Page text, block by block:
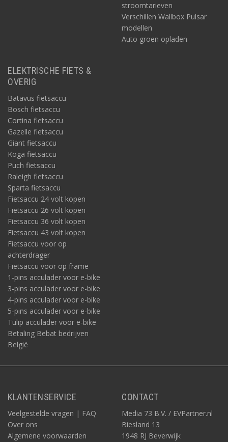
stroomtarieven
Verschillen Wallbox Pulsar
modellen
Auto groen opladen
ELEKTRISCHE FIETS &
OVERIG
Batavus fietsaccu
Bosch fietsaccu
Cortina fietsaccu
Gazelle fietsaccu
Giant fietsaccu
Koga fietsaccu
Puch fietsaccu
Raleigh fietsaccu
Sparta fietsaccu
Fietsaccu 24 volt kopen
Fietsaccu 26 volt kopen
Fietsaccu 36 volt kopen
Fietsaccu 43 volt kopen
Fietsaccu voor op
achterdrager
Fietsaccu voor op frame
1-pins acculader voor e-bike
3-pins acculader voor e-bike
4-pins acculader voor e-bike
5-pins acculader voor e-bike
Tulip acculader voor e-bike
Betaling Bebat bedrijven
België
KLANTENSERVICE
Veelgestelde vragen | FAQ
Over ons
Algemene voorwaarden
CONTACT
Media 73 B.V. / EVPartner.nl
Biesland 13
1948 RJ Beverwijk